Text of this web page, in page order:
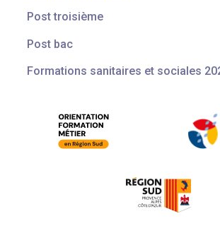
Post troisième
Post bac
Formations sanitaires et sociales